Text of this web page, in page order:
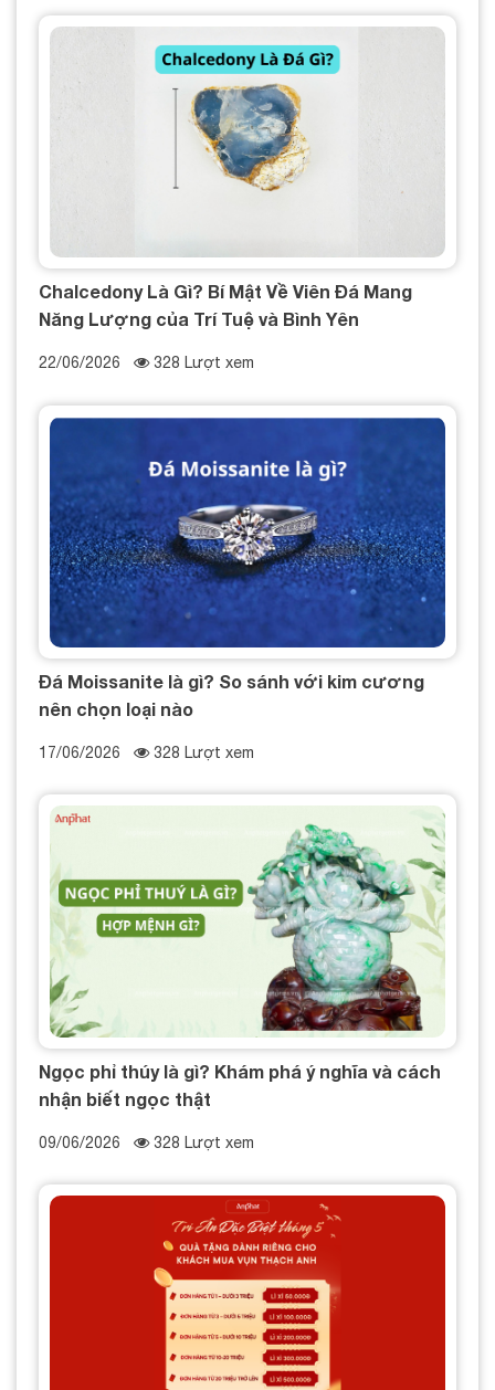
Chalcedony Là Gì? Bí Mật Về Viên Đá Mang
Năng Lượng của Trí Tuệ và Bình Yên
22/06/2026 328 Lượt xem
Đá Moissanite là gì? So sánh với kim cương
nên chọn loại nào
17/06/2026 328 Lượt xem
Ngọc phỉ thúy là gì? Khám phá ý nghĩa và cách
nhận biết ngọc thật
09/06/2026 328 Lượt xem